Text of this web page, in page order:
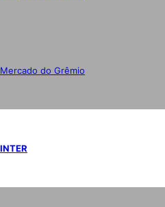
Mercado do Grêmio
INTER